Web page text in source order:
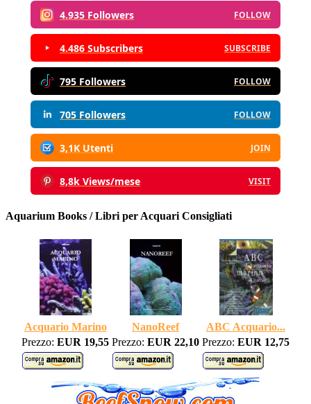
4.935 Followers FOLLOW
4.486 Subscribers SUBSCRIBE
795 Followers FOLLOW
705 Followers FOLLOW
3,1K Utenti JOIN
8,8k Views/mese VISIT
Aquarium Books / Libri per Acquari Consigliati
Acquario Marino NanoReef
ABC Acquario...
Prezzo: EUR 19,55 Prezzo: EUR 22,10 Prezzo: EUR 12,75